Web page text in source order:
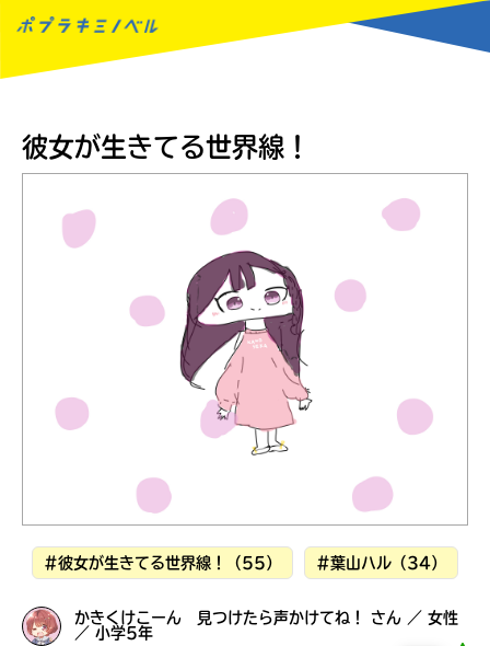
読みたい本が
みんなとおしゃべり
できる掲示板
彼女が生きてる世界線！
#彼女が生きてる世界線！（55） #葉山ハル（34）
かきくけこーん 見つけたら声かけてね！ さん ／ 女性
／ 小学5年